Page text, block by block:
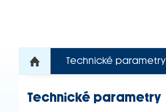
Technické parametry
Technické parametry